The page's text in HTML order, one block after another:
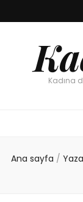
Kadına
Ana sayfa /